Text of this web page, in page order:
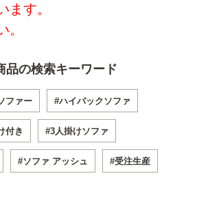
ます。
。
品の検索キーワード
ファー #ハイバックソファ
付き #3人掛けソファ
#ソファ アッシュ #受注生産